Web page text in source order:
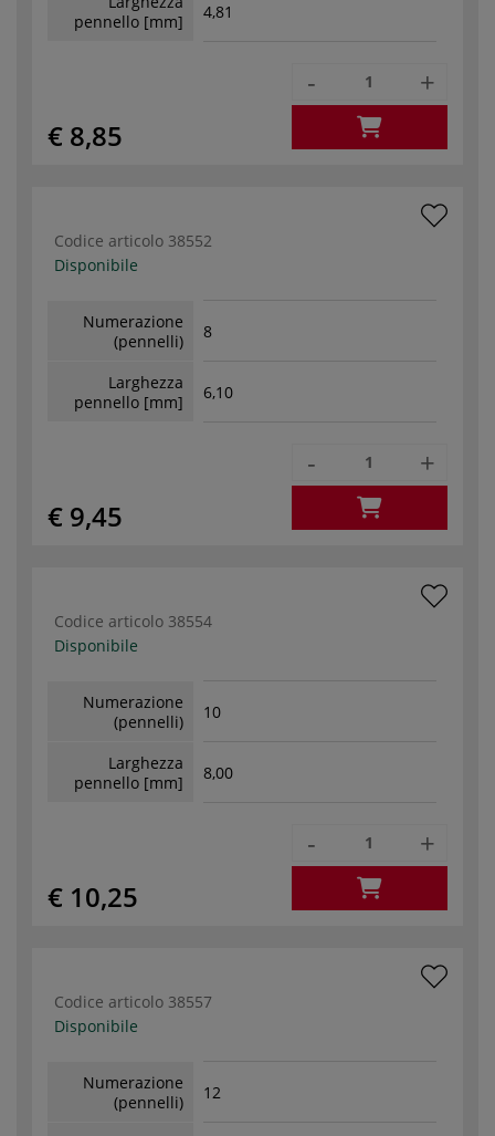
pennello [mm]
4,81
€ 8,85
- +
Codice articolo 38552
Disponibile
Numerazione
(pennelli)
8
Larghezza
pennello [mm]
6,10
€ 9,45
- +
Codice articolo 38554
Disponibile
Numerazione
(pennelli)
10
Larghezza
pennello [mm]
8,00
€ 10,25
- +
Codice articolo 38557
Disponibile
Numerazione
(pennelli)
12